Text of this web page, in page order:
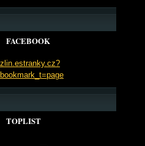
FACEBOOK
zlin.estranky.cz?
bookmark_t=page
TOPLIST